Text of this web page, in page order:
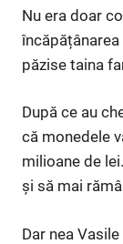
Nu era doar
încăpățânarea
păzise taina
După ce au
că monedele
milioane de
și să mai
Dar nea